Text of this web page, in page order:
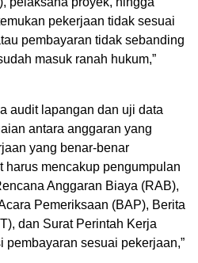
pekerjaan tidak sesuai
pembayaran tidak sebanding
masuk ranah hukum,”
audit lapangan dan uji data
antara anggaran yang
yang benar-benar
harus mencakup pengumpulan
Anggaran Biaya (RAB),
Pemeriksaan (BAP), Berita
dan Surat Perintah Kerja
pembayaran sesuai pekerjaan,”